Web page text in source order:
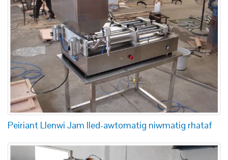
Peiriant Llenwi Jam lled-awtomatig niwmatig rhataf